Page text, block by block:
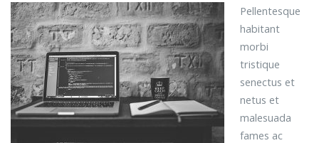
Pellentesque
habitant
morbi
tristique
senectus et
netus et
malesuada
fames ac